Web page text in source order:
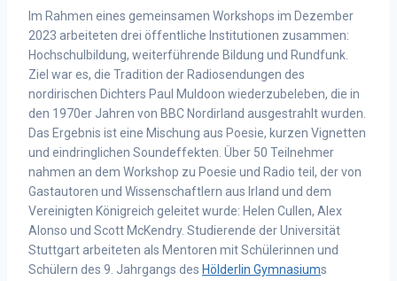
Im Rahmen eines gemeinsamen Workshops im Dezember
2023 arbeiteten drei öffentliche Institutionen zusammen:
Hochschulbildung, weiterführende Bildung und Rundfunk.
Ziel war es, die Tradition der Radiosendungen des
nordirischen Dichters Paul Muldoon wiederzubeleben, die in
den 1970er Jahren von BBC Nordirland ausgestrahlt wurden.
Das Ergebnis ist eine Mischung aus Poesie, kurzen Vignetten
und eindringlichen Soundeffekten. Über 50 Teilnehmer
nahmen an dem Workshop zu Poesie und Radio teil, der von
Gastautoren und Wissenschaftlern aus Irland und dem
Vereinigten Königreich geleitet wurde: Helen Cullen, Alex
Alonso und Scott McKendry. Studierende der Universität
Stuttgart arbeiteten als Mentoren mit Schülerinnen und
Schülern des 9. Jahrgangs des Hölderlin Gymnasiums